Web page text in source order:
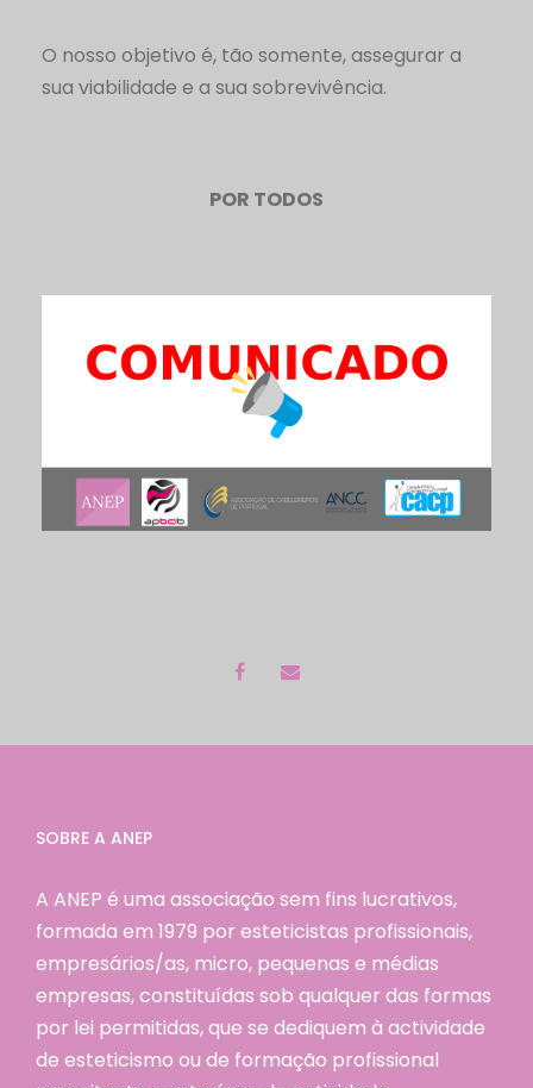
O nosso objetivo é, tão somente, assegurar a
sua viabilidade e a sua sobrevivência.
POR TODOS
SOBRE A ANEP
A ANEP é uma associação sem fins lucrativos,
formada em 1979 por esteticistas profissionais,
empresários/as, micro, pequenas e médias
empresas, constituídas sob qualquer das formas
por lei permitidas, que se dediquem à actividade
de esteticismo ou de formação profissional